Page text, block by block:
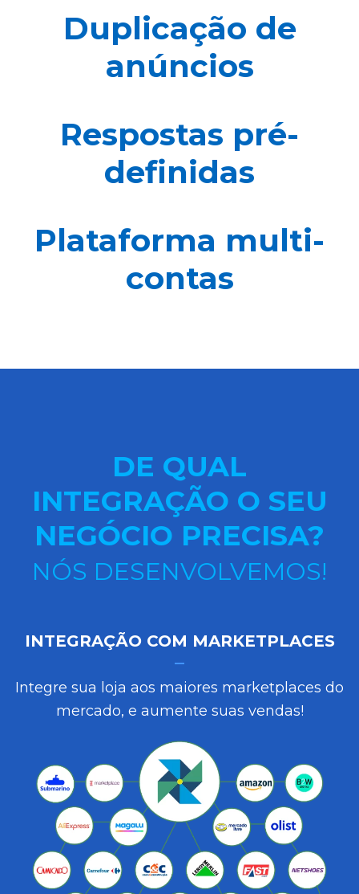
Duplicação de
anúncios
Respostas pré-
definidas
Plataforma multi-
contas
DE QUAL
INTEGRAÇÃO O SEU
NEGÓCIO PRECISA?
NÓS DESENVOLVEMOS!
INTEGRAÇÃO COM MARKETPLACES
Integre sua loja aos maiores marketplaces do
mercado, e aumente suas vendas!